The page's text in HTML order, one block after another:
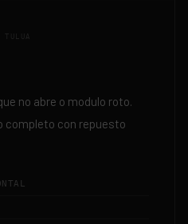
TULUA
no abre o modulo roto.
completo con repuesto